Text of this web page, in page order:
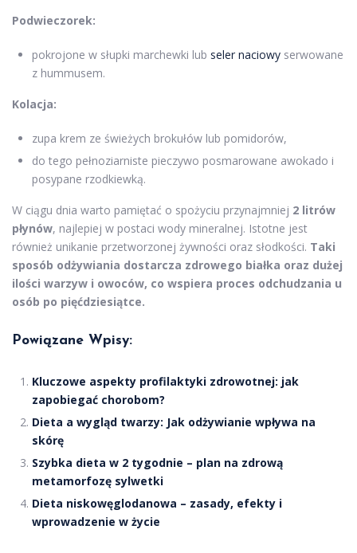
Podwieczorek:
pokrojone w słupki marchewki lub seler naciowy serwowane
z hummusem.
Kolacja:
zupa krem ze świeżych brokułów lub pomidorów,
do tego pełnoziarniste pieczywo posmarowane awokado i
posypane rzodkiewką.
W ciągu dnia warto pamiętać o spożyciu przynajmniej 2 litrów
płynów, najlepiej w postaci wody mineralnej. Istotne jest
również unikanie przetworzonej żywności oraz słodkości. Taki
sposób odżywiania dostarcza zdrowego białka oraz dużej
ilości warzyw i owoców, co wspiera proces odchudzania u
osób po pięćdziesiątce.
Powiązane Wpisy:
Kluczowe aspekty profilaktyki zdrowotnej: jak
zapobiegać chorobom?
Dieta a wygląd twarzy: Jak odżywianie wpływa na
skórę
Szybka dieta w 2 tygodnie – plan na zdrową
metamorfozę sylwetki
Dieta niskowęglodanowa – zasady, efekty i
wprowadzenie w życie